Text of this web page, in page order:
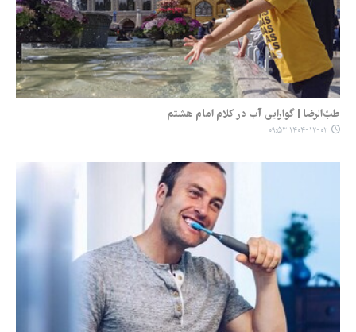
طبّ‌الرضا | گوارایی آب در کلام امام هشتم
۱۴۰۴-۱۲-۰۲ ۰۹:۵۳